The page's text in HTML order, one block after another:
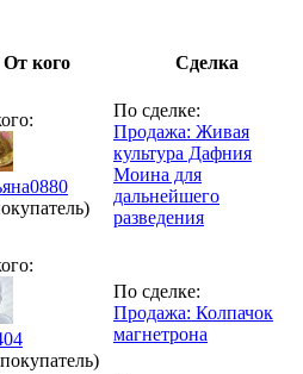
От кого
Сделка
По сделке:
Продажа: Живая
культура Дафния
Моина для
дальнейшего
разведения
По сделке:
Продажа: Колпачок
магнетрона